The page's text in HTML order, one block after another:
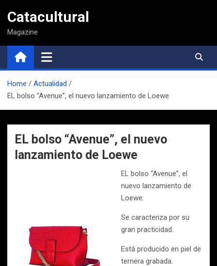
contenido
Catacultural
Magazine
Home
Actualidad
EL bolso “Avenue”, el nuevo lanzamiento de Loewe
EL bolso “Avenue”, el nuevo
lanzamiento de Loewe
EL bolso “Avenue”, el
nuevo lanzamiento de
Loewe:
Se caracteriza por su
gran practicidad.
Está producido en piel de
ternera grabada.